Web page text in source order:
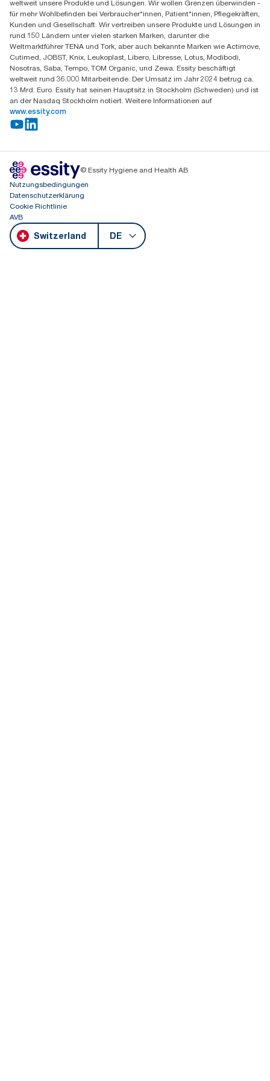
6214 Schenkon
Mo-Do 8:00-16:30 | Fr 8:00-15:00
GLN: 7609999000928
weltweit unsere Produkte und Lösungen. Wir wollen Grenzen überwinden -
für mehr Wohlbefinden bei Verbraucher*innen, Patient*innen, Pflegekräften,
Kunden und Gesellschaft. Wir vertreiben unsere Produkte und Lösungen in
rund 150 Ländern unter vielen starken Marken, darunter die
Weltmarktführer TENA und Tork, aber auch bekannte Marken wie Actimove,
Cutimed, JOBST, Knix, Leukoplast, Libero, Libresse, Lotus, Modibodi,
Nosotras, Saba, Tempo, TOM Organic, und Zewa. Essity beschäftigt
weltweit rund 36.000 Mitarbeitende. Der Umsatz im Jahr 2024 betrug ca.
13 Mrd. Euro. Essity hat seinen Hauptsitz in Stockholm (Schweden) und ist
an der Nasdaq Stockholm notiert. Weitere Informationen auf
www.essity.com
© Essity Hygiene and Health AB
Nutzungsbedingungen
Datenschutzerklärung
Cookie Richtlinie
AVB
Switzerland DE